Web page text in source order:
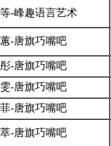
-峰趣语言艺术
-唐旗巧嘴吧
-唐旗巧嘴吧
-唐旗巧嘴吧
-唐旗巧嘴吧
-唐旗巧嘴吧